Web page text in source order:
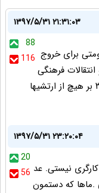
۱۳۹۷/۵/۳۱ ۲۱:۳۱:۰۳
88
116 برای خروج
فرهنگی
ها به خواست خودشونه اینو بدون که ۳ بر هیچ از ارتشیها
۱۳۹۷/۵/۳۱ ۲۳:۲۰:۰۴
20
56 نیستی. عد
.ماها که دستمون